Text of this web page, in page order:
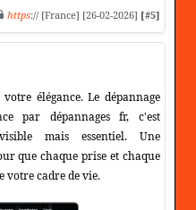
https:// [France] [26-02-2026] [#5]
élégance. Le dépannage
par dépannages fr, c'est
mais essentiel. Une
que chaque prise et chaque
votre cadre de vie.